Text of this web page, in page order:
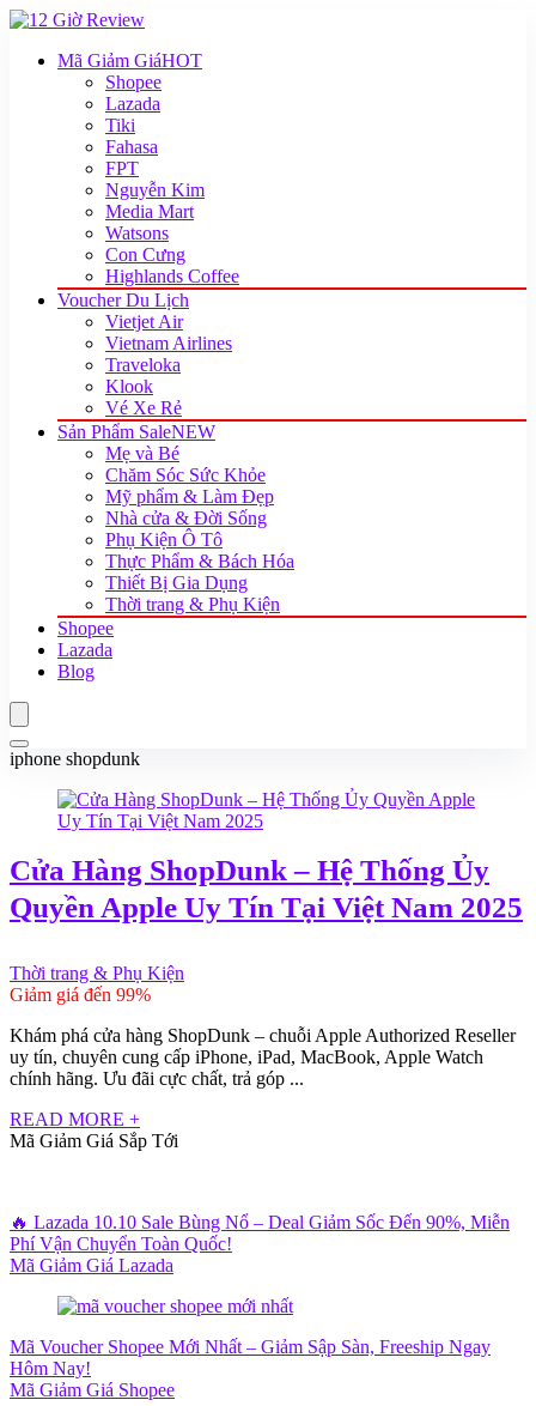
Mã Giảm GiáHOT
Shopee
Lazada
Tiki
Fahasa
FPT
Nguyễn Kim
Media Mart
Watsons
Con Cưng
Highlands Coffee
Voucher Du Lịch
Vietjet Air
Vietnam Airlines
Traveloka
Klook
Vé Xe Rẻ
Sản Phẩm SaleNEW
Mẹ và Bé
Chăm Sóc Sức Khỏe
Mỹ phẩm & Làm Đẹp
Nhà cửa & Đời Sống
Phụ Kiện Ô Tô
Thực Phẩm & Bách Hóa
Thiết Bị Gia Dụng
Thời trang & Phụ Kiện
Shopee
Lazada
Blog
iphone shopdunk
Cửa Hàng ShopDunk – Hệ Thống Ủy
Quyền Apple Uy Tín Tại Việt Nam 2025
Thời trang & Phụ Kiện
Giảm giá đến 99%
Khám phá cửa hàng ShopDunk – chuỗi Apple Authorized Reseller
uy tín, chuyên cung cấp iPhone, iPad, MacBook, Apple Watch
chính hãng. Ưu đãi cực chất, trả góp ...
READ MORE +
Mã Giảm Giá Sắp Tới
🔥 Lazada 10.10 Sale Bùng Nổ – Deal Giảm Sốc Đến 90%, Miễn
Phí Vận Chuyển Toàn Quốc!
Mã Giảm Giá Lazada
Mã Voucher Shopee Mới Nhất – Giảm Sập Sàn, Freeship Ngay
Hôm Nay!
Mã Giảm Giá Shopee